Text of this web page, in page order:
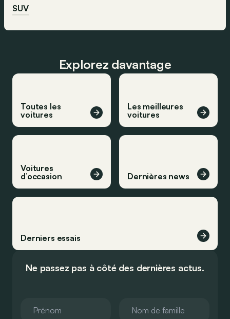
SUV
Explorez davantage
Toutes les
voitures
Les meilleures
voitures
Voitures
d’occasion
Dernières news
Derniers essais
Ne passez pas à côté des dernières actus.